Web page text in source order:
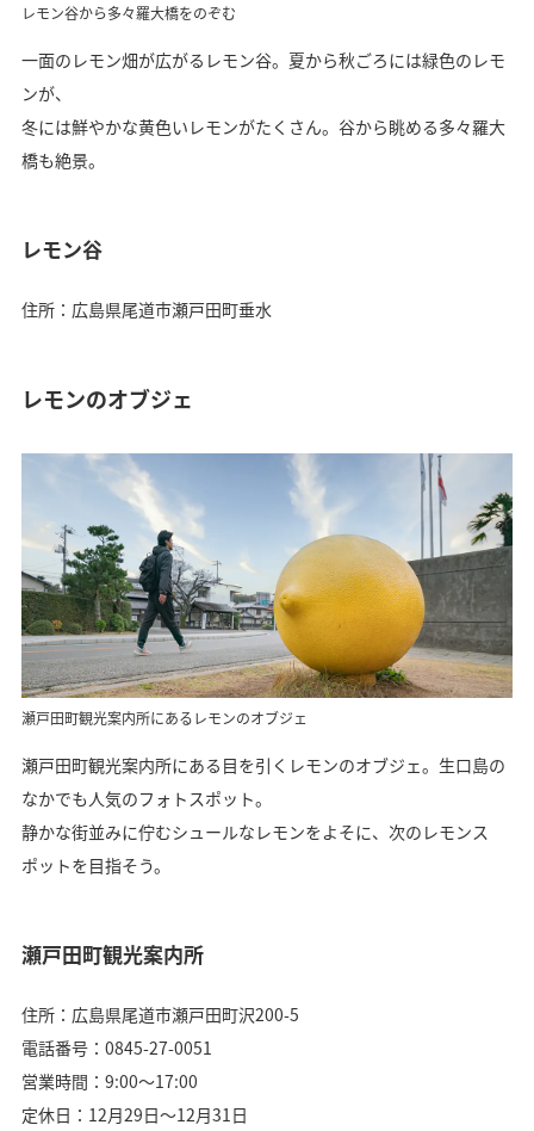
レモン谷から多々羅大橋をのぞむ
一面のレモン畑が広がるレモン谷。夏から秋ごろには緑色のレモ
ンが、
冬には鮮やかな黄色いレモンがたくさん。谷から眺める多々羅大
橋も絶景。
レモン谷
住所：広島県尾道市瀬戸田町垂水
レモンのオブジェ
瀬戸田町観光案内所にあるレモンのオブジェ
瀬戸田町観光案内所にある目を引くレモンのオブジェ。生口島の
なかでも人気のフォトスポット。
静かな街並みに佇むシュールなレモンをよそに、次のレモンス
ポットを目指そう。
瀬戸田町観光案内所
住所：広島県尾道市瀬戸田町沢200-5
電話番号：0845-27-0051
営業時間：9:00〜17:00
定休日：12月29日〜12月31日